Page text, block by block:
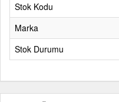
Stok Kodu
Marka
Stok Durumu